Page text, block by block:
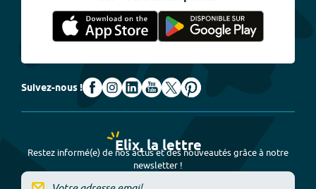
Suivez-nous !
Elix, la lettre
Restez informé(e) de nos actus et des nouveautés grâce à notre
newsletter !